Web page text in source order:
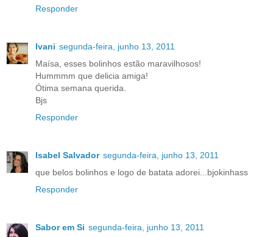
Responder
Ivani segunda-feira, junho 13, 2011
Maísa, esses bolinhos estão maravilhosos!
Hummmm que delicia amiga!
Ótima semana querida.
Bjs
Responder
Isabel Salvador segunda-feira, junho 13, 2011
que belos bolinhos e logo de batata adorei...bjokinhass
Responder
Sabor em Si segunda-feira, junho 13, 2011